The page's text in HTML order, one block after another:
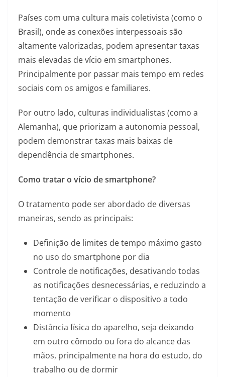
Países com uma cultura mais coletivista (como o
Brasil), onde as conexões interpessoais são
altamente valorizadas, podem apresentar taxas
mais elevadas de vício em smartphones.
Principalmente por passar mais tempo em redes
sociais com os amigos e familiares.
Por outro lado, culturas individualistas (como a
Alemanha), que priorizam a autonomia pessoal,
podem demonstrar taxas mais baixas de
dependência de smartphones.
Como tratar o vício de smartphone?
O tratamento pode ser abordado de diversas
maneiras, sendo as principais:
Definição de limites de tempo máximo gasto
no uso do smartphone por dia
Controle de notificações, desativando todas
as notificações desnecessárias, e reduzindo a
tentação de verificar o dispositivo a todo
momento
Distância física do aparelho, seja deixando
em outro cômodo ou fora do alcance das
mãos, principalmente na hora do estudo, do
trabalho ou de dormir